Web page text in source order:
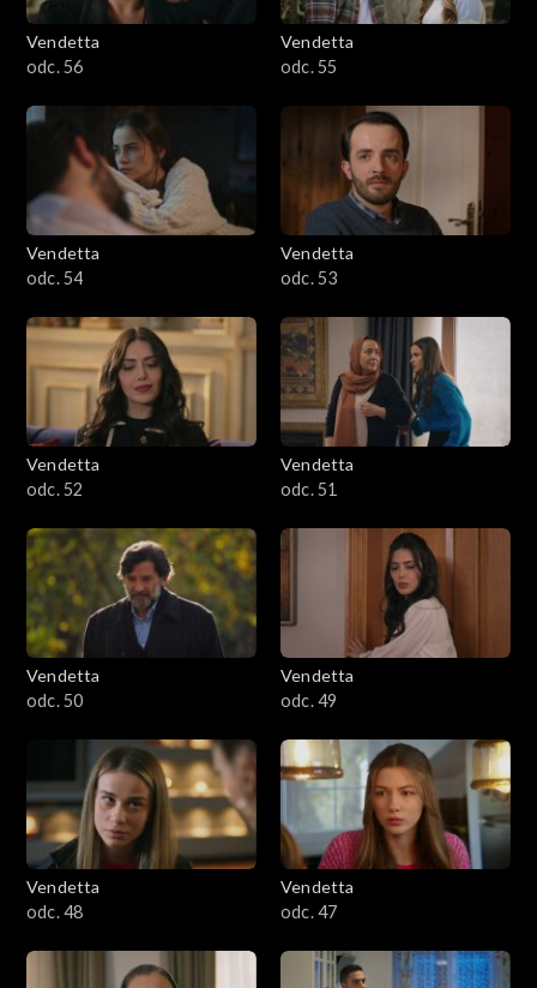
Vendetta
odc. 56
Vendetta
odc. 55
Vendetta
odc. 54
Vendetta
odc. 53
Vendetta
odc. 52
Vendetta
odc. 51
Vendetta
odc. 50
Vendetta
odc. 49
Vendetta
odc. 48
Vendetta
odc. 47